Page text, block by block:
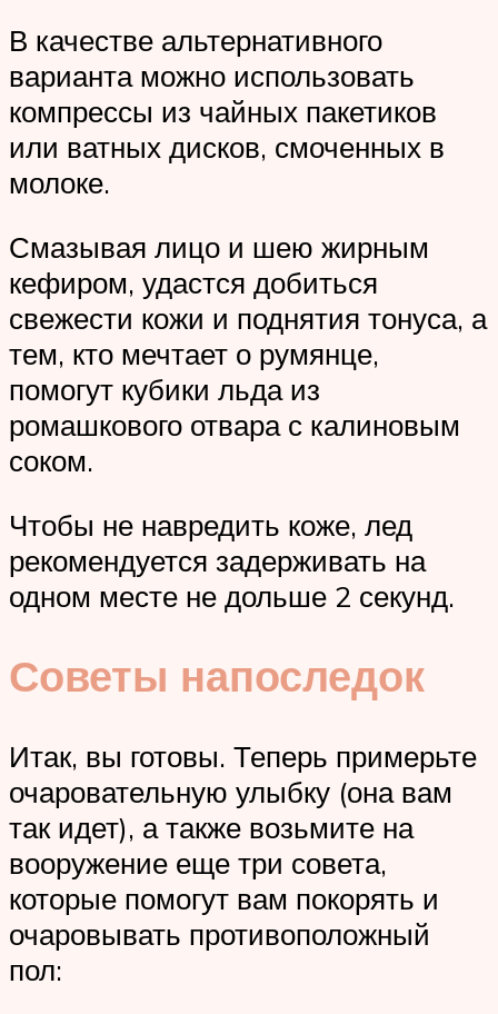
В качестве альтернативного
варианта можно использовать
компрессы из чайных пакетиков
или ватных дисков, смоченных в
молоке.
Смазывая лицо и шею жирным
кефиром, удастся добиться
свежести кожи и поднятия тонуса, а
тем, кто мечтает о румянце,
помогут кубики льда из
ромашкового отвара с калиновым
соком.
Чтобы не навредить коже, лед
рекомендуется задерживать на
одном месте не дольше 2 секунд.
Советы напоследок
Итак, вы готовы. Теперь примерьте
очаровательную улыбку (она вам
так идет), а также возьмите на
вооружение еще три совета,
которые помогут вам покорять и
очаровывать противоположный
пол: